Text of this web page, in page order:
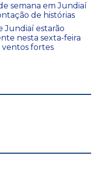
semana em Jundiaí
de histórias
Jundiaí estarão
nesta sexta-feira
ventos fortes